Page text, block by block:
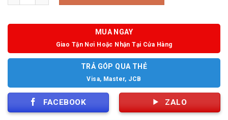
MUA NGAY
Giao Tận Nơi Hoặc Nhận Tại Cửa Hàng
TRẢ GÓP QUA THẺ
Visa, Master, JCB
FACEBOOK ZALO